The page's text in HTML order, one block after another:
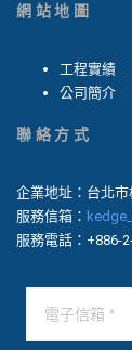
網站地圖
工程實績
公司簡介
聯絡方式
企業地址：台北
服務信箱：
服務電話：+886-